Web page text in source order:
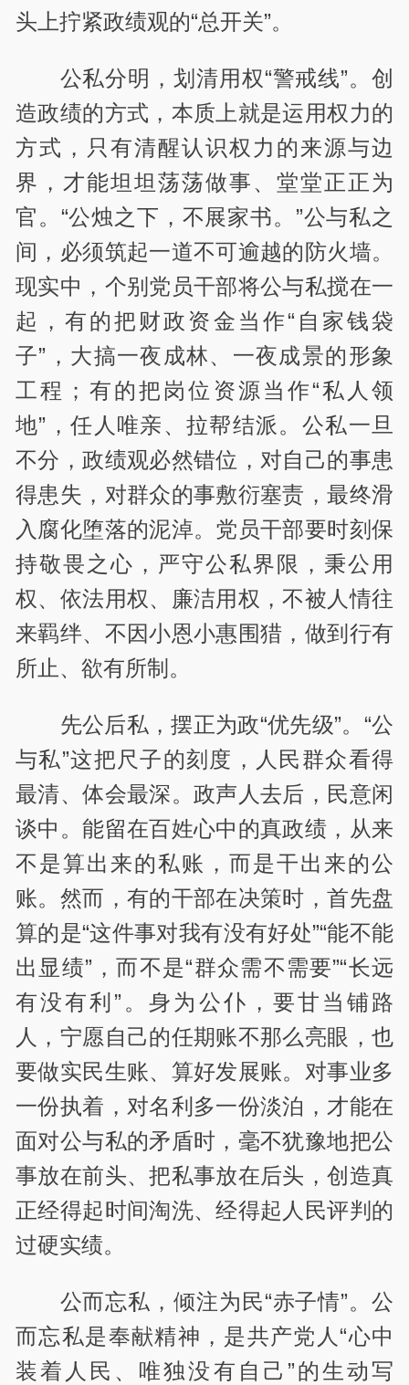
头上拧紧政绩观的“总开关”。
公私分明，划清用权“警戒线”。创
造政绩的方式，本质上就是运用权力的
方式，只有清醒认识权力的来源与边
界，才能坦坦荡荡做事、堂堂正正为
官。“公烛之下，不展家书。”公与私之
间，必须筑起一道不可逾越的防火墙。
现实中，个别党员干部将公与私搅在一
起，有的把财政资金当作“自家钱袋
子”，大搞一夜成林、一夜成景的形象
工程；有的把岗位资源当作“私人领
地”，任人唯亲、拉帮结派。公私一旦
不分，政绩观必然错位，对自己的事患
得患失，对群众的事敷衍塞责，最终滑
入腐化堕落的泥淖。党员干部要时刻保
持敬畏之心，严守公私界限，秉公用
权、依法用权、廉洁用权，不被人情往
来羁绊、不因小恩小惠围猎，做到行有
所止、欲有所制。
先公后私，摆正为政“优先级”。“公
与私”这把尺子的刻度，人民群众看得
最清、体会最深。政声人去后，民意闲
谈中。能留在百姓心中的真政绩，从来
不是算出来的私账，而是干出来的公
账。然而，有的干部在决策时，首先盘
算的是“这件事对我有没有好处”“能不能
出显绩”，而不是“群众需不需要”“长远
有没有利”。身为公仆，要甘当铺路
人，宁愿自己的任期账不那么亮眼，也
要做实民生账、算好发展账。对事业多
一份执着，对名利多一份淡泊，才能在
面对公与私的矛盾时，毫不犹豫地把公
事放在前头、把私事放在后头，创造真
正经得起时间淘洗、经得起人民评判的
过硬实绩。
公而忘私，倾注为民“赤子情”。公
而忘私是奉献精神，是共产党人“心中
装着人民、唯独没有自己”的生动写